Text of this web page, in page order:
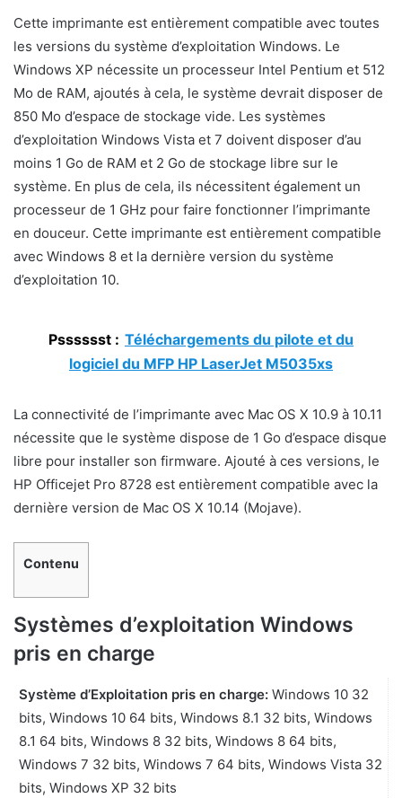
Cette imprimante est entièrement compatible avec toutes
les versions du système d’exploitation Windows. Le
Windows XP nécessite un processeur Intel Pentium et 512
Mo de RAM, ajoutés à cela, le système devrait disposer de
850 Mo d’espace de stockage vide. Les systèmes
d’exploitation Windows Vista et 7 doivent disposer d’au
moins 1 Go de RAM et 2 Go de stockage libre sur le
système. En plus de cela, ils nécessitent également un
processeur de 1 GHz pour faire fonctionner l’imprimante
en douceur. Cette imprimante est entièrement compatible
avec Windows 8 et la dernière version du système
d’exploitation 10.
Psssssst : Téléchargements du pilote et du
logiciel du MFP HP LaserJet M5035xs
La connectivité de l’imprimante avec Mac OS X 10.9 à 10.11
nécessite que le système dispose de 1 Go d’espace disque
libre pour installer son firmware. Ajouté à ces versions, le
HP Officejet Pro 8728 est entièrement compatible avec la
dernière version de Mac OS X 10.14 (Mojave).
Contenu
Systèmes d’exploitation Windows
pris en charge
Système d’Exploitation pris en charge: Windows 10 32
bits, Windows 10 64 bits, Windows 8.1 32 bits, Windows
8.1 64 bits, Windows 8 32 bits, Windows 8 64 bits,
Windows 7 32 bits, Windows 7 64 bits, Windows Vista 32
bits, Windows XP 32 bits